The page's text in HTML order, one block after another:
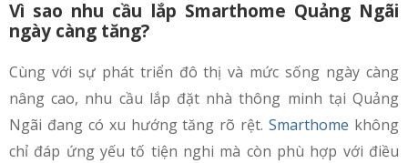
Vì sao nhu cầu lắp Smarthome Quảng Ngãi
ngày càng tăng?
Cùng với sự phát triển đô thị và mức sống ngày càng
nâng cao, nhu cầu lắp đặt nhà thông minh tại Quảng
Ngãi đang có xu hướng tăng rõ rệt.Smarthome không
chỉ đáp ứng yếu tố tiện nghi mà còn phù hợp với điều